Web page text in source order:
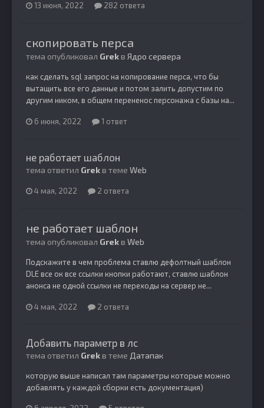
13 июня, 2022 282 ответа
скопировать перса
тема опубликовал Grekв Ядро сервера
как сделать sql запрос на копирование перса, что бы
вытащить все его данные и потом залить допустим по
другим ником, в общем перененос персонажа с базы на...
6 июня, 2022 1 ответ
не работает шаблон
тема ответил Grekв теме Web
4 мая, 2022 2 ответа
не работает шаблон
тема опубликовал Grekв Web
Подскажите в чем проблема ставлю дефолтный шаблон
DLE все ок все ссылки кнопки работают, ставлю шаблон
анонса не одной ссылки не переходы на сервер не...
4 мая, 2022 2 ответа
Добавить параметр в лс
тема ответил Grekв теме Датапак
которую выше написал там параметры которые можно
добавлять у каждой сборки есть документация)